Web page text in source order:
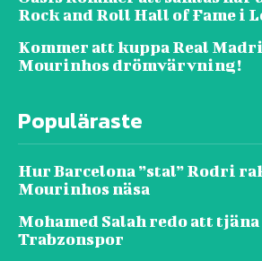
Rock and Roll Hall of Fame i
Kommer att kuppa Real
Mourinhos drömvärvning!
Populäraste
Hur Barcelona ”stal” Rodri
Mourinhos näsa
Mohamed Salah redo att
Trabzonspor